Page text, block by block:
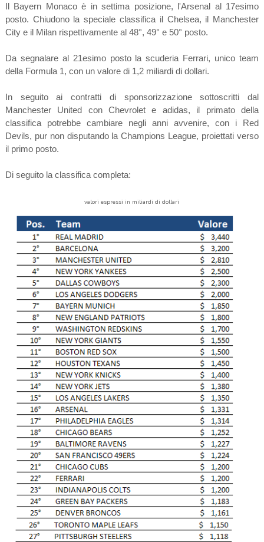
Il Bayern Monaco è in settima posizione, l'Arsenal al 17esimo
posto. Chiudono la speciale classifica il Chelsea, il Manchester
City e il Milan rispettivamente al 48°, 49° e 50° posto.
Da segnalare al 21esimo posto la scuderia Ferrari, unico team
della Formula 1, con un valore di 1,2 miliardi di dollari.
In seguito ai contratti di sponsorizzazione sottoscritti dal
Manchester United con Chevrolet e adidas, il primato della
classifica potrebbe cambiare negli anni avvenire, con i Red
Devils, pur non disputando la Champions League, proiettati verso
il primo posto.
Di seguito la classifica completa:
valori espressi in miliardi di dollari